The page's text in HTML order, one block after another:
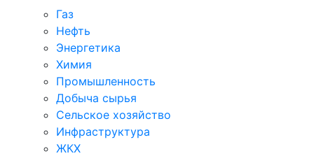
Газ
Нефть
Энергетика
Химия
Промышленность
Добыча сырья
Сельское хозяйство
Инфраструктура
ЖКХ